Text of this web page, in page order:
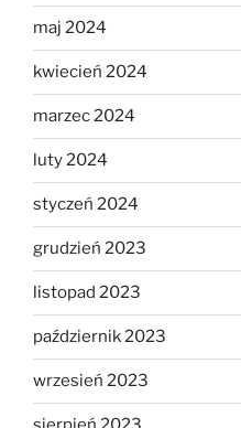
maj 2024
kwiecień 2024
marzec 2024
luty 2024
styczeń 2024
grudzień 2023
listopad 2023
październik 2023
wrzesień 2023